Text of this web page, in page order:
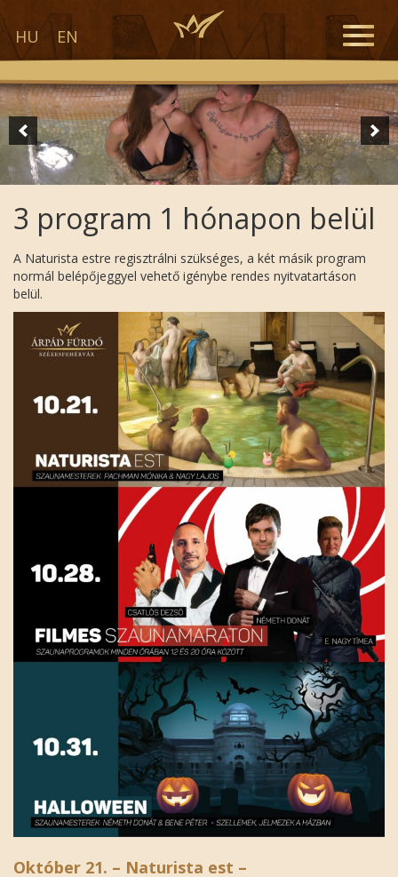
HU EN
Toggle
3 program 1 hónapon belül
A Naturista estre regisztrálni szükséges, a két másik program
normál belépőjeggyel vehető igénybe rendes nyitvatartáson
belül.
Október 21. – Naturista est –